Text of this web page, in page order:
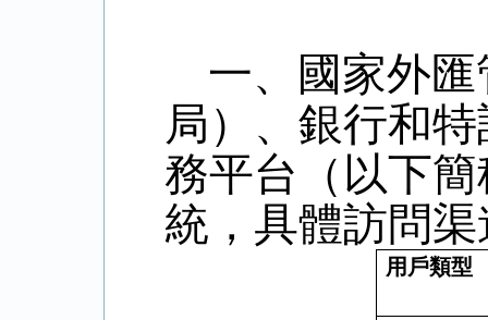
一、國家外
局）、銀行和
務平台（以下
統，具體訪問
用戶類型